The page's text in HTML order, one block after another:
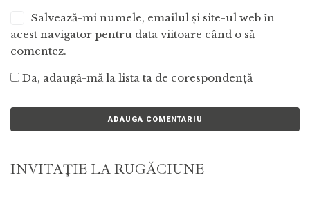
Salvează-mi numele, emailul și site-ul web în
acest navigator pentru data viitoare când o să
comentez.
Da, adaugă-mă la lista ta de corespondență
INVITAŢIE LA RUGĂCIUNE